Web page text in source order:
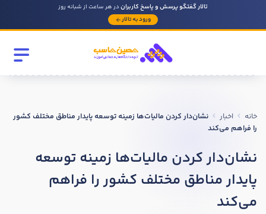
تالار گفتگو پرسش و پاسخ کاربراندر هر ساعت از شبانه روز
ورود به تالار
خانه اخبار
نشان‌دار کردن مالیات‌ها زمینه‌ توسعه پایدار مناطق مختلف کشور
را فراهم می‌کند
نشان‌دار کردن مالیات‌ها زمینه‌ توسعه
پایدار مناطق مختلف کشور را فراهم
می‌کند
سابقه کار حسابداری
روحیه رهبری دارید ؟